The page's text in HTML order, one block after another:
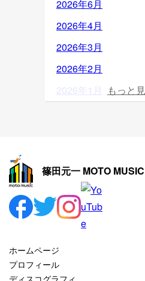
2026年6月
2026年4月
2026年3月
2026年2月
2026年1月
2025年9月
2025年8月
2025年7月
2025年5月
もっと
篠田元一 MOTO MUSIC
ホームページ
プロフィール
ディスコグラフィ